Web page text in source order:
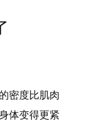
密度比肌肉
体变得更紧